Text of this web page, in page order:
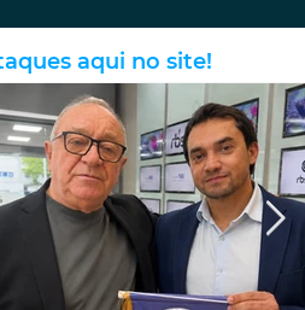
aqui no site!